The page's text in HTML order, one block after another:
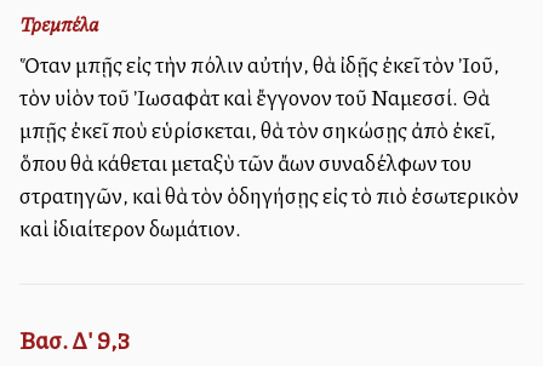
Τρεμπέλα
Ὅταν μπῇς εἰς τὴν πόλιν αὐτήν, θὰ ἰδῇς ἐκεῖ τὸν Ἰοῦ,
τὸν υἱὸν τοῦ Ἰωσαφὰτ καὶ ἔγγονον τοῦ Ναμεσσί. Θὰ
μπῇς ἐκεῖ ποὺ εὑρίσκεται, θὰ τὸν σηκώσῃς ἀπὸ ἐκεῖ,
ὅπου θὰ κάθεται μεταξὺ τῶν ἄλλων συναδέλφων του
στρατηγῶν, καὶ θὰ τὸν ὁδηγήσῃς εἰς τὸ πιὸ ἐσωτερικὸν
καὶ ἰδιαίτερον δωμάτιον.
Βασ. Δ' 9,3